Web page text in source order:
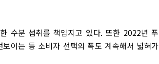
수분 섭취를 책임지고 있다. 또한 2022년 푸
보이는 등 소비자 선택의 폭도 계속해서 넓혀가